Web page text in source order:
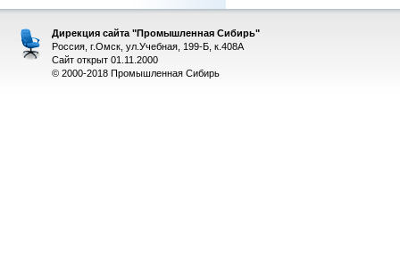
Дирекция сайта "Промышленная Сибирь"
Россия, г.Омск, ул.Учебная, 199-Б, к.408А
Сайт открыт 01.11.2000
© 2000-2018 Промышленная Сибирь